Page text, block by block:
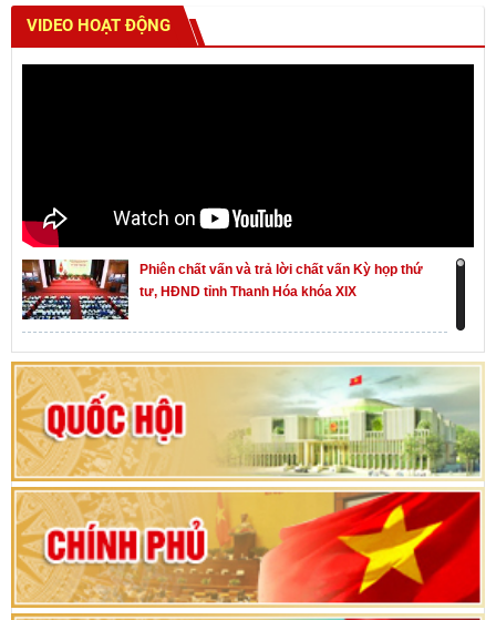
VIDEO HOẠT ĐỘNG
Phiên chất vấn và trả lời chất vấn Kỳ họp thứ
tư, HĐND tỉnh Thanh Hóa khóa XIX
Khai mạc kỳ họp thứ Nhất, Quốc hội khóa XVI
Hướng dẫn quy trình bỏ phiếu bầu cử ĐBQH
khoá XVI và đại biểu HĐND các cấp nhiệm kỳ
2026-2031
80 năm Quốc hội Việt Nam: vì lợi ích Nhân dân,
vì sự phát triển của đất nước
Bộ Chính trị duyệt nội dung Đại hội đại biểu